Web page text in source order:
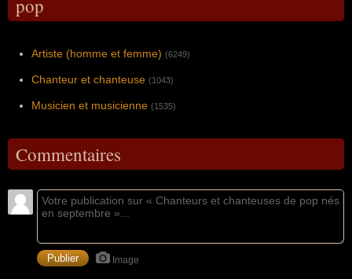
pop
Artiste (homme et femme) (6249)
Chanteur et chanteuse (1043)
Musicien et musicienne (1535)
Commentaires
Image